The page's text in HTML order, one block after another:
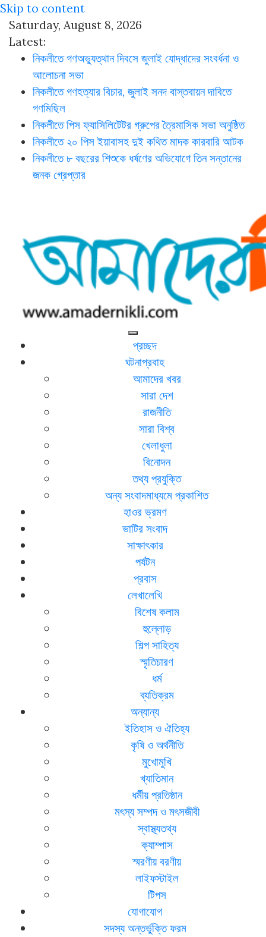
Skip to content
Saturday, August 8, 2026
Latest:
নিকলীতে গণঅভ্যুত্থান দিবসে জুলাই যোদ্ধাদের সংবর্ধনা ও
আলোচনা সভা
নিকলীতে গণহত্যার বিচার, জুলাই সনদ বাস্তবায়ন দাবিতে
গণমিছিল
নিকলীতে পিস ফ্যাসিলিটেটর গ্রুপের ত্রৈমাসিক সভা অনুষ্ঠিত
নিকলীতে ২০ পিস ইয়াবাসহ দুই কথিত মাদক কারবারি আটক
নিকলীতে ৮ বছরের শিশুকে ধর্ষণের অভিযোগে তিন সন্তানের
জনক গ্রেপ্তার
নিকলীর প্রথম অনলাইন সংবাদমাধ্যম
প্রচ্ছদ
ঘটনাপ্রবাহ
আমাদের খবর
সারা দেশ
রাজনীতি
সারা বিশ্ব
খেলাধুলা
বিনোদন
তথ্য প্রযুক্তি
অন্য সংবাদমাধ্যমে প্রকাশিত
হাওর ভ্রমণ
ভাটির সংবাদ
সাক্ষাৎকার
পর্যটন
প্রবাস
লেখালেখি
বিশেষ কলাম
হুল্লোড়
শিল্প সাহিত্য
স্মৃতিচারণ
ধর্ম
ব্যতিক্রম
অন্যান্য
ইতিহাস ও ঐতিহ্য
কৃষি ও অর্থনীতি
মুখোমুখি
খ্যাতিমান
ধর্মীয় প্রতিষ্ঠান
মৎস্য সম্পদ ও মৎসজীবী
স্বাস্থ্যতথ্য
ক্যাম্পাস
স্মরণীয় বরণীয়
লাইফস্টাইল
টিপস
যোগাযোগ
সদস্য অন্তর্ভুক্তি ফরম